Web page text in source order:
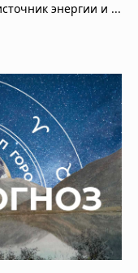
энергии и ...